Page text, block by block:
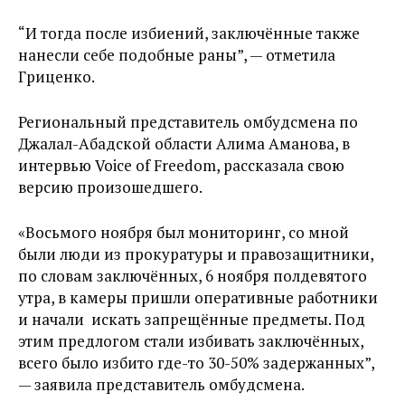
“И тогда после избиений, заключённые также
нанесли себе подобные раны”, — отметила
Гриценко.
Региональный представитель омбудсмена по
Джалал-Абадской области Алима Аманова, в
интервью Voice of Freedom, рассказала свою
версию произошедшего.
«Восьмого ноября был мониторинг, со мной
были люди из прокуратуры и правозащитники,
по словам заключённых, 6 ноября полдевятого
утра, в камеры пришли оперативные работники
и начали искать запрещённые предметы. Под
этим предлогом стали избивать заключённых,
всего было избито где-то 30-50% задержанных”,
— заявила представитель омбудсмена.